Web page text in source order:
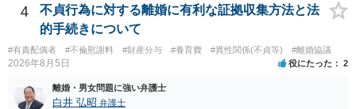
い（免責された借金を任意でも支払ってしまうとトラブルの元になり
ます） ・過去のDVや過剰請求の経緯を踏まえ、相手の感情に流されな
い ・予定通り毅然とした態度で距離を置く 法律上の制限はないもの
の、ご自身の生活と精神的な安定を守るためにも、お互いに距離を置
くというご判断は非常に賢明かと思います。
4
不貞行為に対する離婚に有利な証拠収集方法と法
的手続きについて
#有責配偶者 #不倫慰謝料 #財産分与 #養育費 #異性関係(不貞等) #離婚協議
2026年8月5日 役にたった 2
離婚・男女問題に強い弁護士
白井 弘昭 弁護士